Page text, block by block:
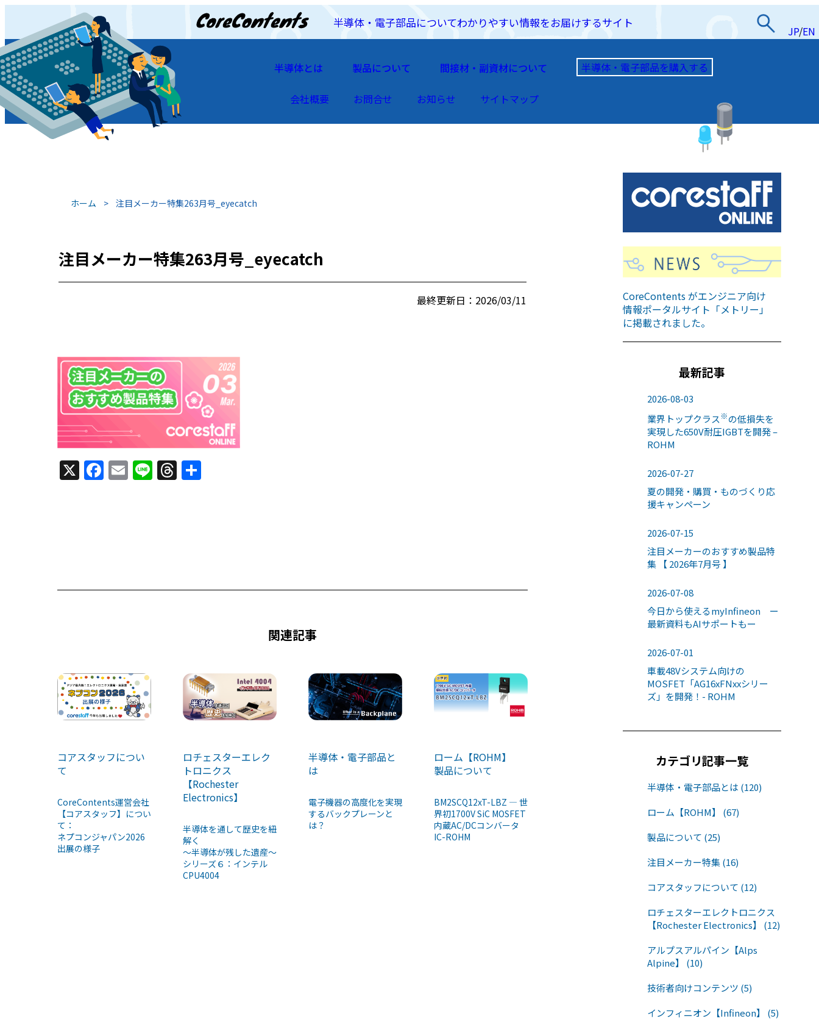
半導体・電子部品についてわかりやすい情報をお届けするサイト
JP/EN
JP/EN
半導体とは 製品について 間接材・副資材について 半導体・電子部品を購入する
会社概要 お問合せ お知らせ サイトマップ
ホーム > 注目メーカー特集263月号_eyecatch
注目メーカー特集263月号_eyecatch
最終更新日：2026/03/11
X F
a
o
E
m
Li
n
T
h
関連記事
コアスタッフについ
て
CoreContents運営会社
【コアスタッフ】につい
て：
ネプコンジャパン2026
出展の様子
ロチェスターエレク
トロニクス
【Rochester
Electronics】
半導体を通して歴史を紐
解く
～半導体が残した遺産～
シリーズ６：インテル
CPU4004
半導体・電子部品と
は
電子機器の高度化を実現
するバックプレーンと
は？
ローム【ROHM】
製品について
BM2SCQ12xT-LBZ ― 世
界初1700V SiC MOSFET
内蔵AC/DCコンバータ
IC-ROHM
CoreContents がエンジニア向け
情報ポータルサイト「メトリー」
に掲載されました。
最新記事
2026-08-03
業界トップクラス※の低損失を
実現した650V耐圧IGBTを開発 –
ROHM
2026-07-27
夏の開発・購買・ものづくり応
援キャンペーン
2026-07-15
注目メーカーのおすすめ製品特
集 【 2026年7月号 】
2026-07-08
今日から使えるmyInfineon ー
最新資料もAIサポートもー
2026-07-01
車載48Vシステム向けの
MOSFET「AG16xFNxxシリー
ズ」を開発！- ROHM
カテゴリ記事一覧
半導体・電子部品とは (120)
ローム【ROHM】 (67)
製品について (25)
注目メーカー特集 (16)
コアスタッフについて (12)
ロチェスターエレクトロニクス
【Rochester Electronics】 (12)
アルプスアルパイン【Alps
Alpine】 (10)
技術者向けコンテンツ (5)
インフィニオン【Infineon】 (5)